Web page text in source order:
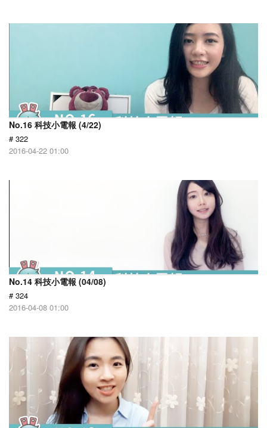
No.16 科技小電報 (4/22)
# 322
2016-04-22 01:00
No.14 科技小電報 (04/08)
# 324
2016-04-08 01:00